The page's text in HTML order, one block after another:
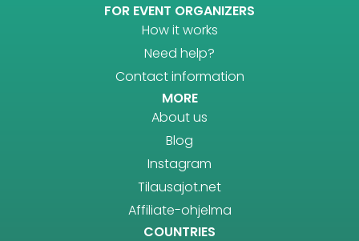
FOR EVENT ORGANIZERS
How it works
Need help?
Contact information
MORE
About us
Blog
Instagram
Tilausajot.net
Affiliate-ohjelma
COUNTRIES